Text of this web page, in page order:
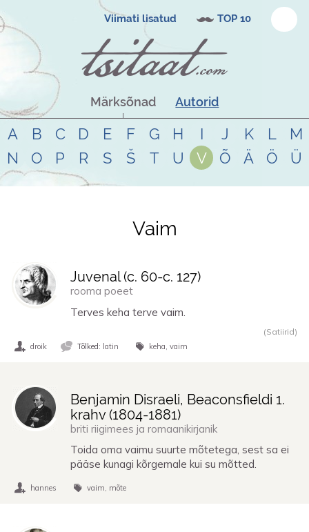
Viimati lisatud TOP 10
Märksõnad Autorid
A B C D E F G H I J K L
M
N
O P R S Š T U V Õ Ä Ö Ü
Tsitaadid teemalvaim
Vaim
Juvenal (c. 60-c. 127)
rooma poeet
Terves keha terve vaim.
(Satiirid)
droik Tõlked: latin keha vaim
Benjamin Disraeli, Beaconsfieldi 1.
krahv (1804-1881)
briti riigimees ja romaanikirjanik
Toida oma vaimu suurte mõtetega, sest sa ei
pääse kunagi kõrgemale kui su mõtted.
hannes vaim mõte